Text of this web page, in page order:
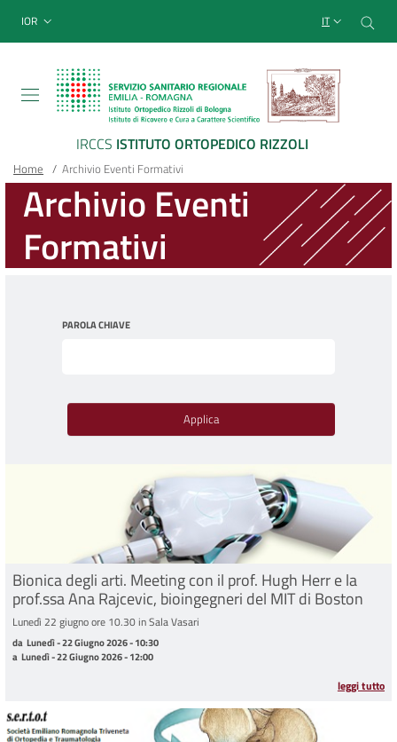
Sito Web Istituto
menu top-bar
IOR IT
IRCCS ISTITUTO ORTOPEDICO RIZZOLI
Main container
Briciole
di
pane
Home / Archivio Eventi Formativi
Archivio Eventi
Formativi
PAROLA CHIAVE
Bionica degli arti. Meeting con il prof. Hugh Herr e la
prof.ssa Ana Rajcevic, bioingegneri del MIT di Boston
Lunedì 22 giugno ore 10.30 in Sala Vasari
da Lunedì - 22 Giugno 2026 - 10:30 a Lunedì - 22 Giugno 2026 - 12:00
da Lunedì - 22 Giugno 2026 - 10:30
a Lunedì - 22 Giugno 2026 - 12:00
leggi tutto